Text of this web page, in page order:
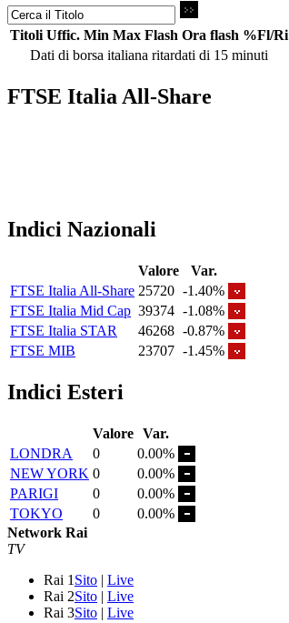
Titoli Uffic. Min Max Flash Ora flash %Fl/Ri
Dati di borsa italiana ritardati di 15 minuti
FTSE Italia All-Share
Indici Nazionali
Valore
Var.
FTSE Italia All-Share 25720 -1.40%
FTSE Italia Mid Cap 39374 -1.08%
FTSE Italia STAR
46268 -0.87%
FTSE MIB
23707 -1.45%
Indici Esteri
Valore Var.
LONDRA
0
0.00%
NEW YORK 0
0.00%
PARIGI
0
0.00%
TOKYO
0
0.00%
Network Rai
TV
Rai 1 Sito | Live
Rai 2Sito | Live
Rai 3Sito | Live